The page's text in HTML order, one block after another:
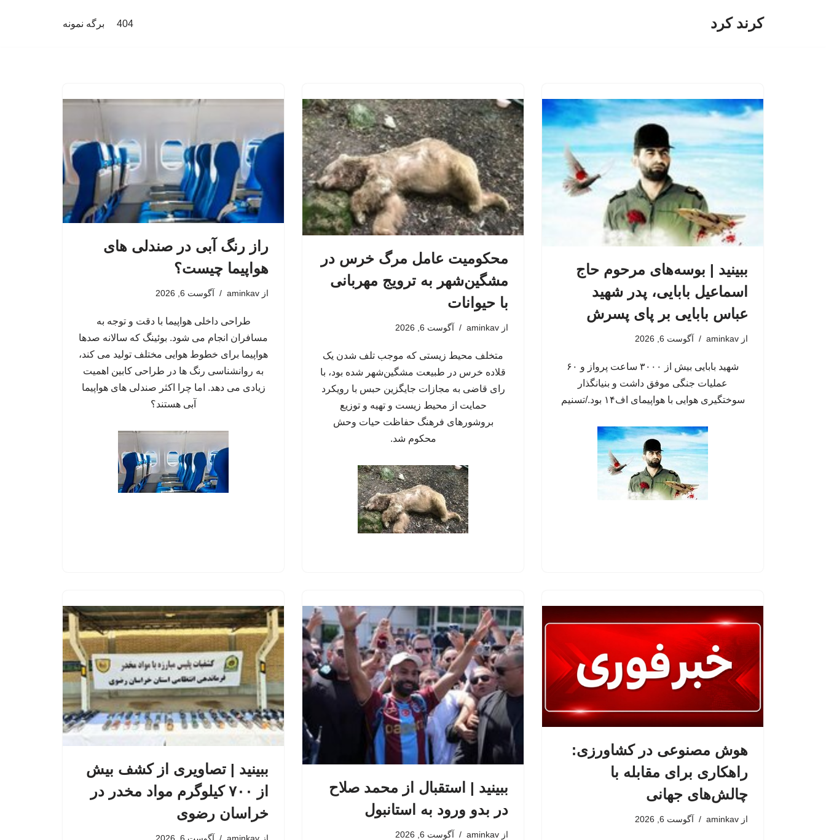
کرند کرد 404 برگه نمونه
ببینید | بوسه‌های مرحوم حاج
اسماعیل بابایی، پدر شهید
عباس بابایی بر پای پسرش
از aminkav آگوست 6, 2026
شهید بابایی بیش از ۳۰۰۰ ساعت پرواز و ۶۰
عملیات جنگی موفق داشت و بنیانگذار
سوختگیری هوایی با هواپیمای اف۱۴ بود./تسنیم
محکومیت عامل مرگ خرس در
مشگین‌شهر به ترویج مهربانی
با حیوانات
از aminkav آگوست 6, 2026
متخلف محیط زیستی که موجب تلف شدن یک
قلاده خرس در طبیعت مشگین‌شهر شده بود، با
رای قاضی به مجازات جایگزین حبس با رویکرد
حمایت از محیط زیست و تهیه و توزیع
بروشورهای فرهنگ حفاظت حیات وحش
محکوم شد.
راز رنگ آبی در صندلی های
هواپیما چیست؟
از aminkav آگوست 6, 2026
طراحی داخلی هواپیما با دقت و توجه به
مسافران انجام می شود. بوئینگ که سالانه صدها
هواپیما برای خطوط هوایی مختلف تولید می کند،
به روانشناسی رنگ ها در طراحی کابین اهمیت
زیادی می دهد. اما چرا اکثر صندلی های هواپیما
آبی هستند؟
هوش مصنوعی در کشاورزی:
راهکاری برای مقابله با
چالش‌های جهانی
از aminkav آگوست 6, 2026
ببینید | استقبال از محمد صلاح
در بدو ورود به استانبول
از aminkav آگوست 6, 2026
ببینید | تصاویری از کشف بیش
از ۷۰۰ کیلوگرم مواد مخدر در
خراسان رضوی